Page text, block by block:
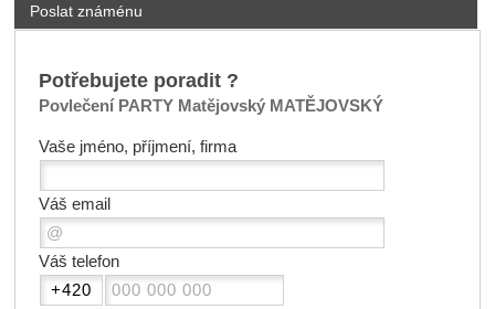
Poslat známénu
Potřebujete poradit ?
Povlečení PARTY Matějovský MATĚJOVSKÝ
Vaše jméno, příjmení, firma
Váš email
Váš telefon